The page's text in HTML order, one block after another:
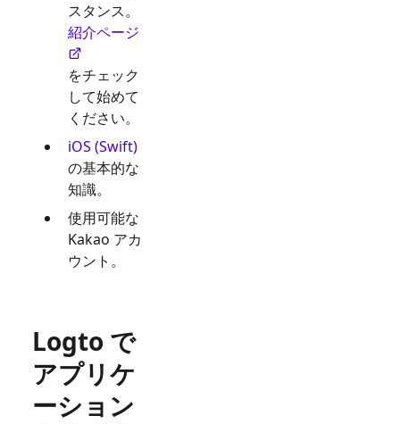
スタンス。
紹介ページ
をチェック
して始めて
ください。
iOS (Swift)
の基本的な
知識。
使用可能な
Kakao アカ
ウント。
Logto で
アプリケ
ーション